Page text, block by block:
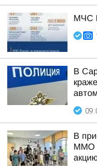
МЧС
В
В
ММО